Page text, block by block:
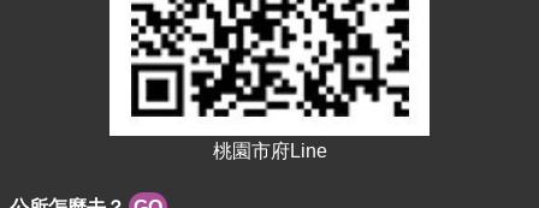
桃園市府Line